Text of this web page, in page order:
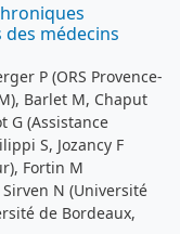
médecins
P (ORS Provence-
Barlet M, Chaput
G (Assistance
S, Jozancy F
Fortin M
N (Université
de Bordeaux,